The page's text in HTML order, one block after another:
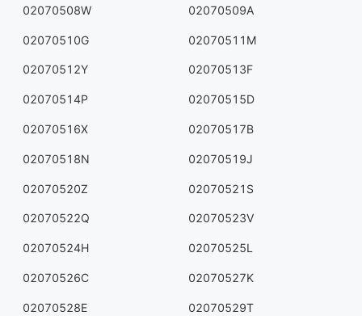
02070508W 02070509A
02070510G 02070511M
02070512Y 02070513F
02070514P 02070515D
02070516X 02070517B
02070518N 02070519J
02070520Z 02070521S
02070522Q 02070523V
02070524H 02070525L
02070526C 02070527K
02070528E 02070529T